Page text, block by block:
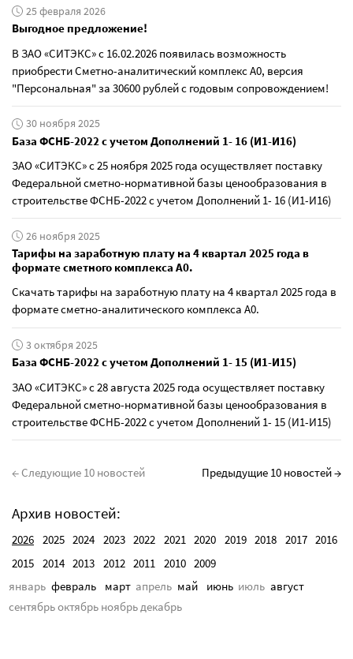
25 февраля 2026
Выгодное предложение!
В ЗАО «СИТЭКС» с 16.02.2026 появилась возможность
приобрести Сметно-аналитический комплекс А0, версия
"Персональная" за 30600 рублей с годовым сопровождением!
30 ноября 2025
База ФСНБ-2022 с учетом Дополнений 1- 16 (И1-И16)
ЗАО «СИТЭКС» с 25 ноября 2025 года осуществляет поставку
Федеральной сметно-нормативной базы ценообразования в
строительстве ФСНБ-2022 с учетом Дополнений 1- 16 (И1-И16)
26 ноября 2025
Тарифы на заработную плату на 4 квартал 2025 года в
формате сметного комплекса А0.
Скачать тарифы на заработную плату на 4 квартал 2025 года в
формате сметно-аналитического комплекса А0.
3 октября 2025
База ФСНБ-2022 с учетом Дополнений 1- 15 (И1-И15)
ЗАО «СИТЭКС» с 28 августа 2025 года осуществляет поставку
Федеральной сметно-нормативной базы ценообразования в
строительстве ФСНБ-2022 с учетом Дополнений 1- 15 (И1-И15)
← Следующие 10 новостей Предыдущие 10 новостей →
Архив новостей:
2026 2025 2024 2023 2022 2021 2020 2019 2018 2017 2016
2015 2014 2013 2012 2011 2010 2009
январь февраль март апрель май июнь июль август
сентябрьоктябрь ноябрьдекабрь